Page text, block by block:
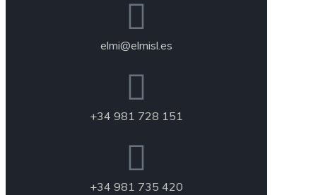
elmi@elmisl.es
+34 981 728 151
+34 981 735 420